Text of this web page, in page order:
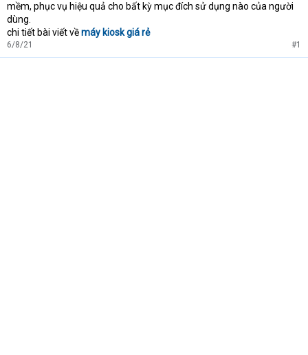
mềm, phục vụ hiệu quả cho bất kỳ mục đích sử dụng nào của người
dùng.
chi tiết bài viết vềmáy kiosk giá rẻ
6/8/21 #1